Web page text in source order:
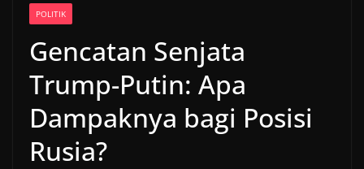
POLITIK
Gencatan Senjata
Trump-Putin: Apa
Dampaknya bagi Posisi
Rusia?